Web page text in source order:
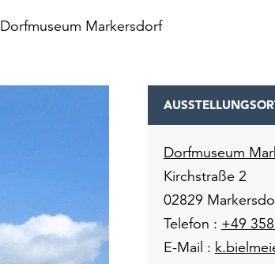
Dorfmuseum Markersdorf
Dorfmuseum
Kirchstraße 2
02829
Telefon : +49
E-Mail :